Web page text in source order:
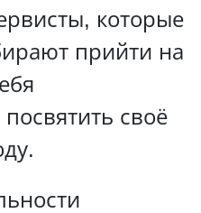
которые
прийти на
своё